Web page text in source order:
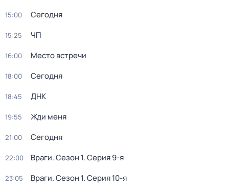
15:00 Сегодня
15:25 ЧП
16:00 Место встречи
18:00 Сегодня
18:45 ДНК
19:55 Жди меня
21:00 Сегодня
22:00 Враги. Сезон 1. Серия 9-я
23:05 Враги. Сезон 1. Серия 10-я